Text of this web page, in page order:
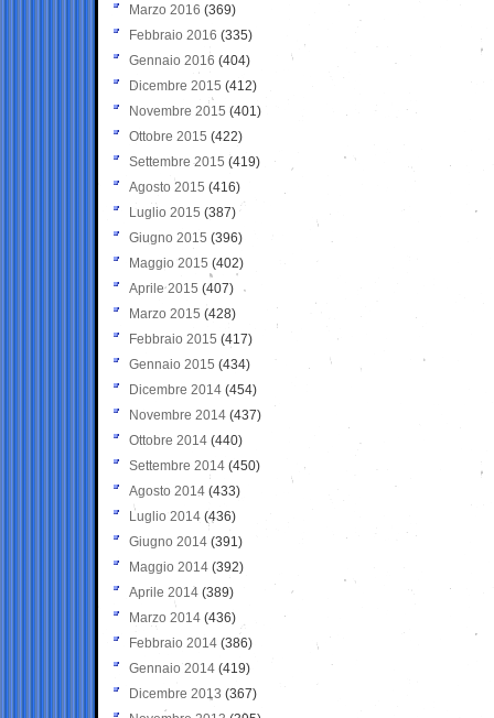
Marzo 2016 (369)
Febbraio 2016 (335)
Gennaio 2016 (404)
Dicembre 2015 (412)
Novembre 2015 (401)
Ottobre 2015 (422)
Settembre 2015 (419)
Agosto 2015 (416)
Luglio 2015 (387)
Giugno 2015 (396)
Maggio 2015 (402)
Aprile 2015 (407)
Marzo 2015 (428)
Febbraio 2015 (417)
Gennaio 2015 (434)
Dicembre 2014 (454)
Novembre 2014 (437)
Ottobre 2014 (440)
Settembre 2014 (450)
Agosto 2014 (433)
Luglio 2014 (436)
Giugno 2014 (391)
Maggio 2014 (392)
Aprile 2014 (389)
Marzo 2014 (436)
Febbraio 2014 (386)
Gennaio 2014 (419)
Dicembre 2013 (367)